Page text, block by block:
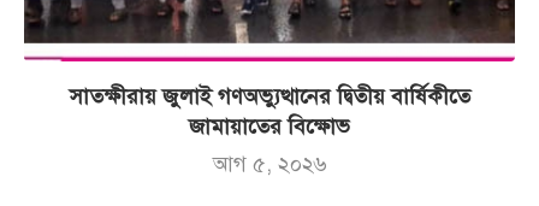
সাতক্ষীরায় জুলাই গণঅভ্যুত্থানের দ্বিতীয় বার্ষিকীতে
জামায়াতের বিক্ষোভ
আগ ৫, ২০২৬